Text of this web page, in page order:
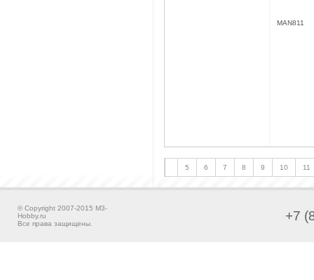
MAN811
5 6 7 8 9 10 11
© Copyright 2007-2015 M3-
Hobby.ru
Все права защищены.
+7